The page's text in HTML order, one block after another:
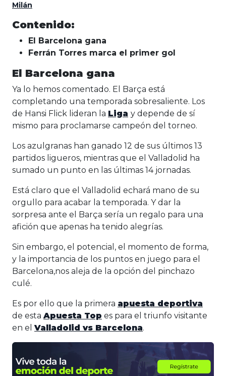
Milán
Contenido:
El Barcelona gana
Ferrán Torres marca el primer gol
El Barcelona gana
Ya lo hemos comentado. El Barça está
completando una temporada sobresaliente. Los
de Hansi Flick lideran la Liga y depende de sí
mismo para proclamarse campeón del torneo.
Los azulgranas han ganado 12 de sus últimos 13
partidos ligueros, mientras que el Valladolid ha
sumado un punto en las últimas 14 jornadas.
Está claro que el Valladolid echará mano de su
orgullo para acabar la temporada. Y dar la
sorpresa ante el Barça sería un regalo para una
afición que apenas ha tenido alegrías.
Sin embargo, el potencial, el momento de forma,
y la importancia de los puntos en juego para el
Barcelona,nos aleja de la opción del pinchazo
culé.
Es por ello que la primera apuesta deportiva
de estaApuesta Top es para el triunfo visitante
en elValladolid vs Barcelona.